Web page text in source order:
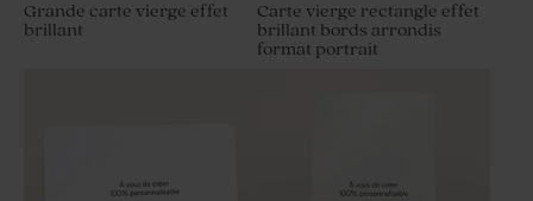
Grande carte vierge effet
brillant
Carte vierge rectangle effet
brillant bords arrondis
format portrait